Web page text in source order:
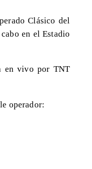
Clásico del
en el Estadio
en vivo por TNT
operador: